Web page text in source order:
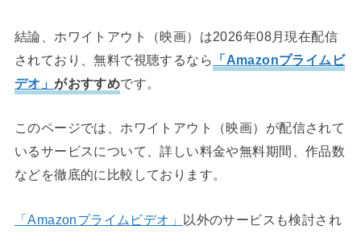
結論、ホワイトアウト（映画）は2026年08月現在配信
されており、無料で視聴するなら
「Amazonプライムビ
デオ」がおすすめです。
このページでは、ホワイトアウト（映画）が配信されて
いるサービスについて、詳しい料金や無料期間、作品数
などを徹底的に比較しております。
「Amazonプライムビデオ」 以外のサービスも検討され